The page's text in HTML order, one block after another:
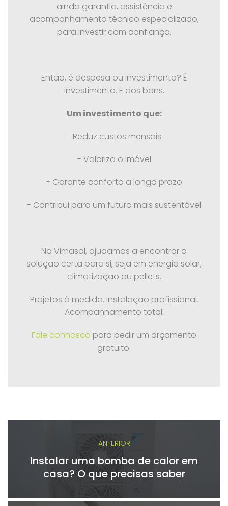
ainda garantia, assistência e
acompanhamento técnico especializado,
para investir com confiança.
Então, é despesa ou investimento? É
investimento. E dos bons.
Um investimento que:
- Reduz custos mensais
- Valoriza o imóvel
- Garante conforto a longo prazo
- Contribui para um futuro mais sustentável
Na Vimasol, ajudamos a encontrar a
solução certa para si, seja em energia solar,
climatização ou pellets.
Projetos à medida. Instalação profissional.
Acompanhamento total.
Fale connosco para pedir um orçamento
gratuito.
ANTERIOR
Instalar uma bomba de calor em
casa? O que precisas saber